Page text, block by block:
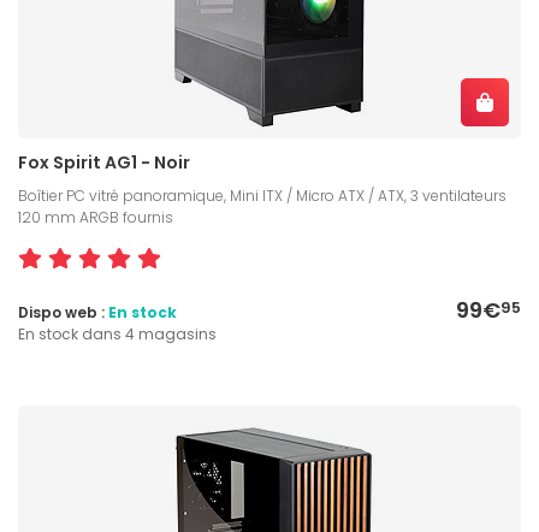
Fox Spirit AG1 - Noir
Boîtier PC vitré panoramique, Mini ITX / Micro ATX / ATX, 3 ventilateurs
120 mm ARGB fournis
99€95
Dispo web : En stock
En stock dans 4 magasins